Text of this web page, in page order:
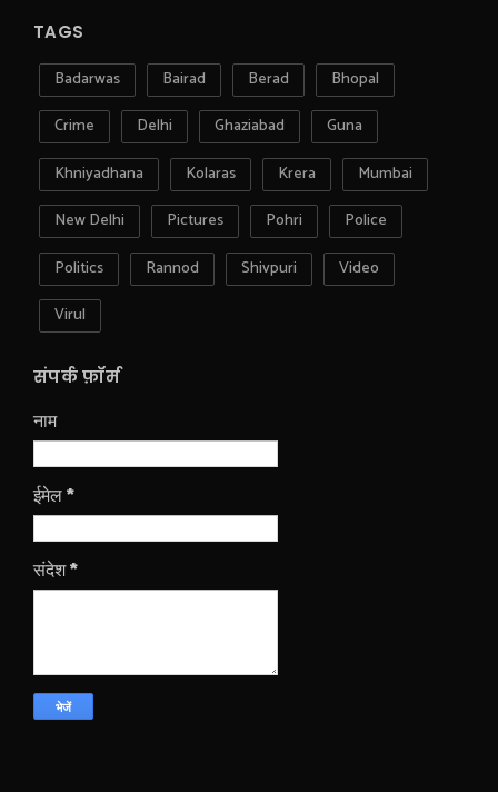
TAGS
Badarwas Bairad Berad
Bhopal
Crime
Delhi Ghaziabad
Guna
Khniyadhana
Kolaras Krera
Mumbai
New Delhi
Pictures Pohri
Police
Politics
Rannod Shivpuri
Video
Virul
संपर्क फ़ॉर्म
नाम
ईमेल*
संदेश*